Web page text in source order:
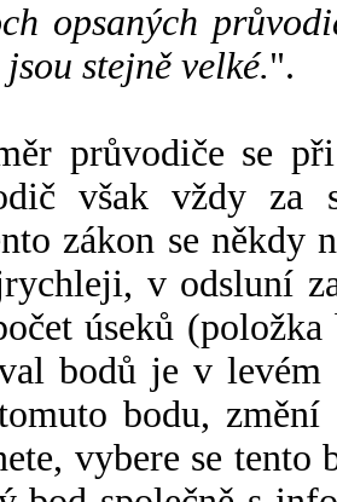
opsaných
stejně velké.".
průvodiče se
však vždy za
zákon se někdy
v odsluní
úseků
bodů je v
bodu,
vybere se tento